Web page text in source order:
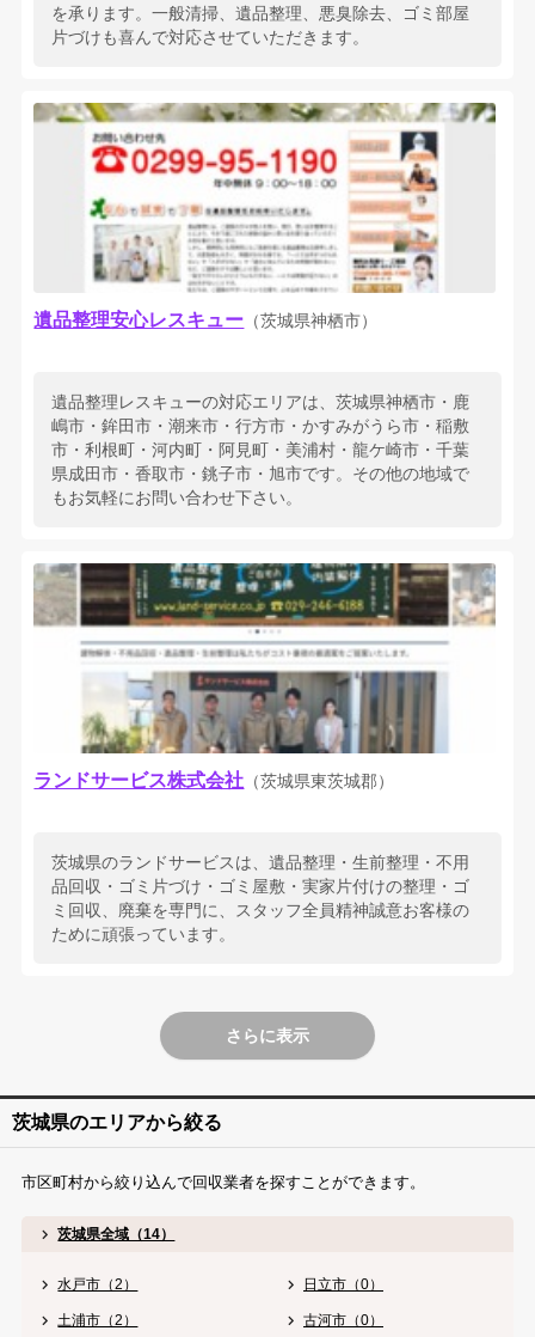
を承ります。一般清掃、遺品整理、悪臭除去、ゴミ部屋
片づけも喜んで対応させていただきます。
遺品整理安心レスキュー （茨城県神栖市）
遺品整理レスキューの対応エリアは、茨城県神栖市・鹿
嶋市・鉾田市・潮来市・行方市・かすみがうら市・稲敷
市・利根町・河内町・阿見町・美浦村・龍ケ崎市・千葉
県成田市・香取市・銚子市・旭市です。その他の地域で
もお気軽にお問い合わせ下さい。
ランドサービス株式会社 （茨城県東茨城郡）
茨城県のランドサービスは、遺品整理・生前整理・不用
品回収・ゴミ片づけ・ゴミ屋敷・実家片付けの整理・ゴ
ミ回収、廃棄を専門に、スタッフ全員精神誠意お客様の
ために頑張っています。
さらに表示
茨城県のエリアから絞る
市区町村から絞り込んで回収業者を探すことができます。
茨城県全域（14）
水戸市（2） 日立市（0）
土浦市（2） 古河市（0）